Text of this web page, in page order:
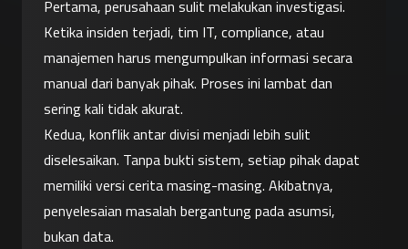
Pertama, perusahaan sulit melakukan investigasi.
Ketika insiden terjadi, tim IT, compliance, atau
manajemen harus mengumpulkan informasi secara
manual dari banyak pihak. Proses ini lambat dan
sering kali tidak akurat.
Kedua, konflik antar divisi menjadi lebih sulit
diselesaikan. Tanpa bukti sistem, setiap pihak dapat
memiliki versi cerita masing-masing. Akibatnya,
penyelesaian masalah bergantung pada asumsi,
bukan data.